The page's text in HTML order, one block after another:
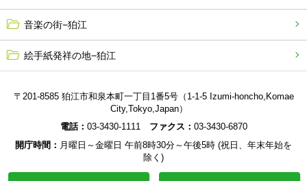
音楽の街−狛江
絵手紙発祥の地−狛江
〒201-8585 狛江市和泉本町一丁目1番5号（1-1-5 Izumi-honcho,Komae
City,Tokyo,Japan）
電話： 03-3430-1111 ファクス： 03-3430-6870
開庁時間： 月曜日～金曜日 午前8時30分～午後5時 (祝日、年末年始を
除く)